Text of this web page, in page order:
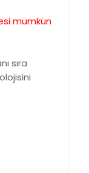
mümkün
sıra